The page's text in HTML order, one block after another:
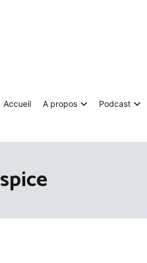
Accueil A propos Podcast
spice